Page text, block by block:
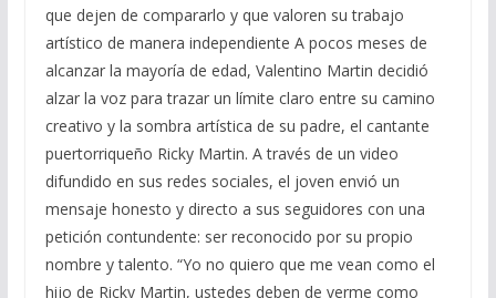
que dejen de compararlo y que valoren su trabajo
artístico de manera independiente A pocos meses de
alcanzar la mayoría de edad, Valentino Martin decidió
alzar la voz para trazar un límite claro entre su camino
creativo y la sombra artística de su padre, el cantante
puertorriqueño Ricky Martin. A través de un video
difundido en sus redes sociales, el joven envió un
mensaje honesto y directo a sus seguidores con una
petición contundente: ser reconocido por su propio
nombre y talento. “Yo no quiero que me vean como el
hijo de Ricky Martin, ustedes deben de verme como